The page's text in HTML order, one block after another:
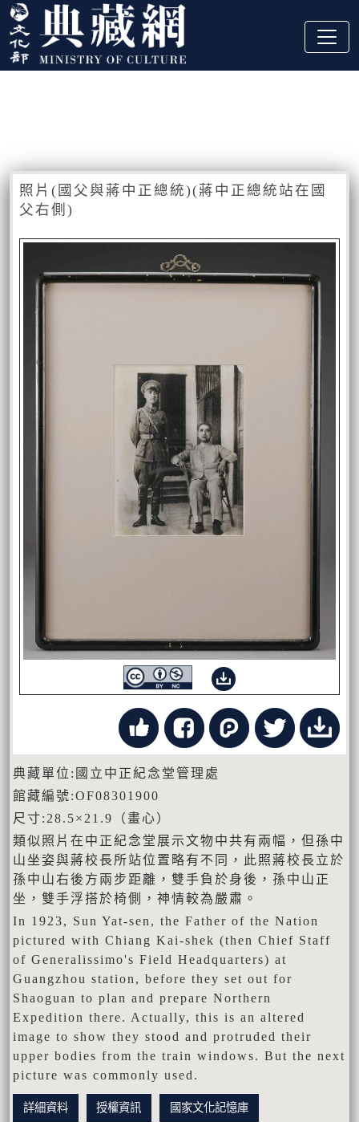
跳到主要內容
:::
照片(國父與蔣中正總統)(蔣中正總統站在國
父右側)
典藏單位:國立中正紀念堂管理處
館藏編號:OF08301900
尺寸:28.5×21.9（畫心）
類似照片在中正紀念堂展示文物中共有兩幅，但孫中
山坐姿與蔣校長所站位置略有不同，此照蔣校長立於
孫中山右後方兩步距離，雙手負於身後，孫中山正
坐，雙手浮搭於椅側，神情較為嚴肅。
In 1923, Sun Yat-sen, the Father of the Nation
pictured with Chiang Kai-shek (then Chief Staff
of Generalissimo's Field Headquarters) at
Guangzhou station, before they set out for
Shaoguan to plan and prepare Northern
Expedition there. Actually, this is an altered
image to show they stood and protruded their
upper bodies from the train windows. But the next
picture was commonly used.
詳細資料 授權資訊 國家文化記憶庫